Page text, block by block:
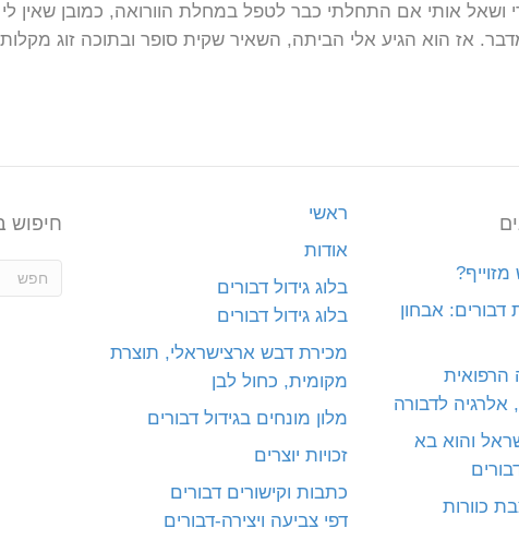
ושאל אותי אם התחלתי כבר לטפל במחלת הוורואה, כמובן שאין
אז הוא הגיע אלי הביתה, השאיר שקית סופר ובתוכה זוג מקלות
דבורים: אבחון
לדבורה
והוא בא
כוורות
ראשי
אודות
בלוג גידול דבורים
בלוג גידול דבורים
מכירת דבש ארצישראלי, תוצרת
מקומית, כחול לבן
מלון מונחים בגידול דבורים
זכויות יוצרים
כתבות וקישורים דבורים
דפי צביעה ויצירה-דבורים
חיפוש